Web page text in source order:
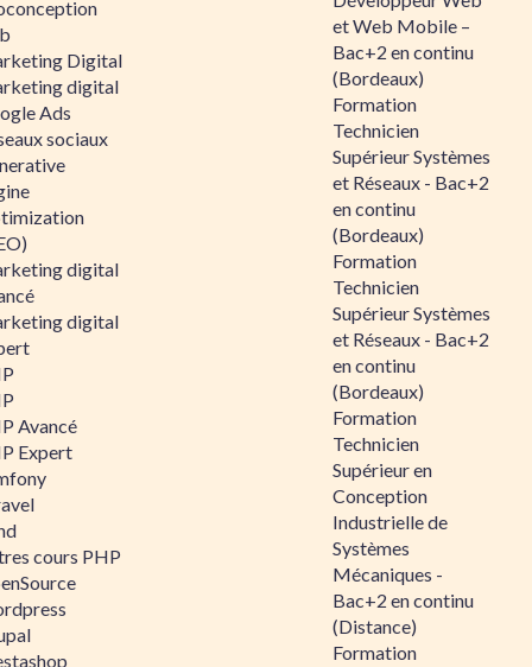
Digital
digital
Ads
sociaux
digital
digital
Avancé
Expert
cours PHP
et Web Mobile –
Bac+2 en continu
(Bordeaux)
Formation
Technicien
Supérieur Systèmes
et Réseaux - Bac+2
en continu
(Bordeaux)
Formation
Technicien
Supérieur Systèmes
et Réseaux - Bac+2
en continu
(Bordeaux)
Formation
Technicien
Supérieur en
Conception
Industrielle de
Systèmes
Mécaniques -
Bac+2 en continu
(Distance)
Formation